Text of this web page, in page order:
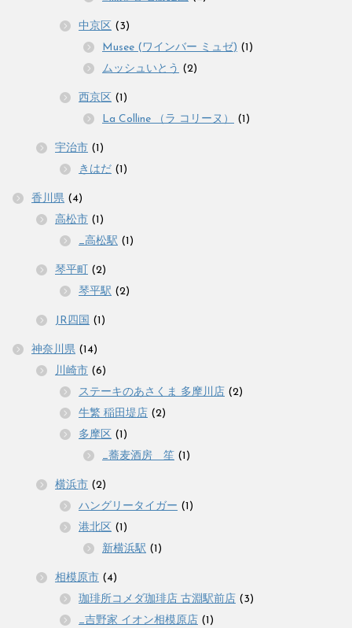
中京区 (3)
Musee (ワインバー ミュゼ) (1)
ムッシュいとう (2)
西京区 (1)
La Colline （ラ コリーヌ）
(1)
宇治市 (1)
きはだ (1)
香川県 (4)
高松市 (1)
_高松駅 (1)
琴平町 (2)
琴平駅 (2)
JR四国 (1)
神奈川県 (14)
川崎市 (6)
ステーキのあさくま 多摩川店 (2)
牛繁 稲田堤店 (2)
多摩区 (1)
_蕎麦酒房 笙 (1)
横浜市 (2)
ハングリータイガー (1)
港北区 (1)
新横浜駅 (1)
相模原市 (4)
珈琲所コメダ珈琲店 古淵駅前店 (3)
_吉野家 イオン相模原店 (1)